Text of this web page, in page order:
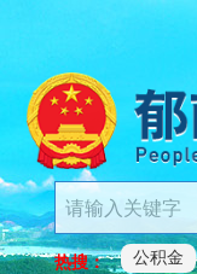
热搜： 公积金